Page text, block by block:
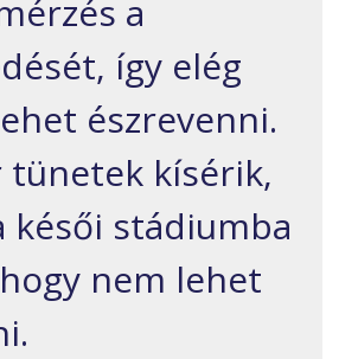
a
így elég
észrevenni.
tünetek kísérik,
késői stádiumba
nem lehet